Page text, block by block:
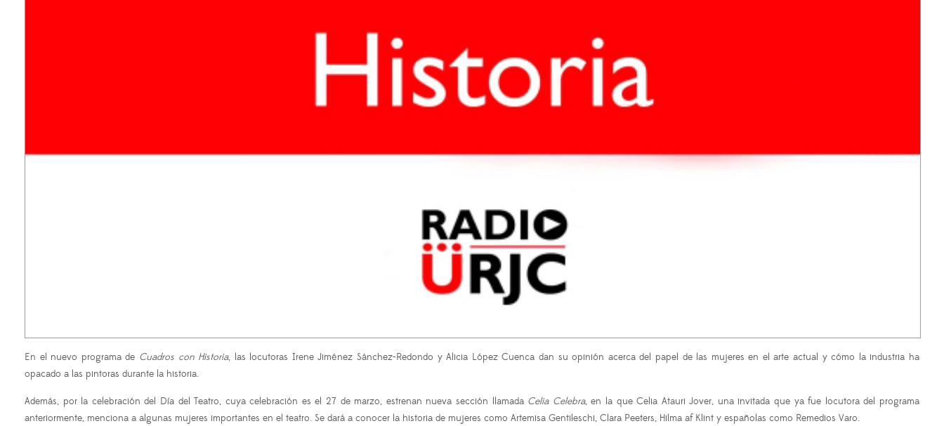
En el nuevo programa de Cuadros con Historia, las locutoras Irene Jiménez Sánchez-Redondo y Alicia López Cuenca dan su opinión acerca del papel de las mujeres en el arte actual y cómo la industria ha
opacado a las pintoras durante la historia.
Además, por la celebración del Día del Teatro, cuya celebración es el 27 de marzo, estrenan nueva sección llamada Celia Celebra, en la queCelia Atauri Jover, una invitada que ya fue locutora del programa
anteriormente, menciona a algunas mujeres importantes en el teatro. Se dará a conocer la historia de mujeres como Artemisa Gentileschi, Clara Peeters, Hilma af Klint y españolas como Remedios Varo.